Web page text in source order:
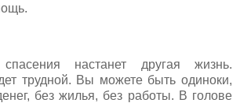
настанет другая жизнь.
трудной. Вы можете быть одиноки,
без жилья, без работы. В голове